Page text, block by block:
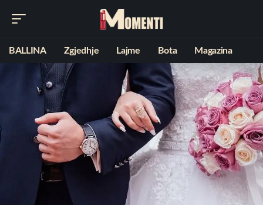
BALLINA Zgjedhje Lajme Bota Magazina